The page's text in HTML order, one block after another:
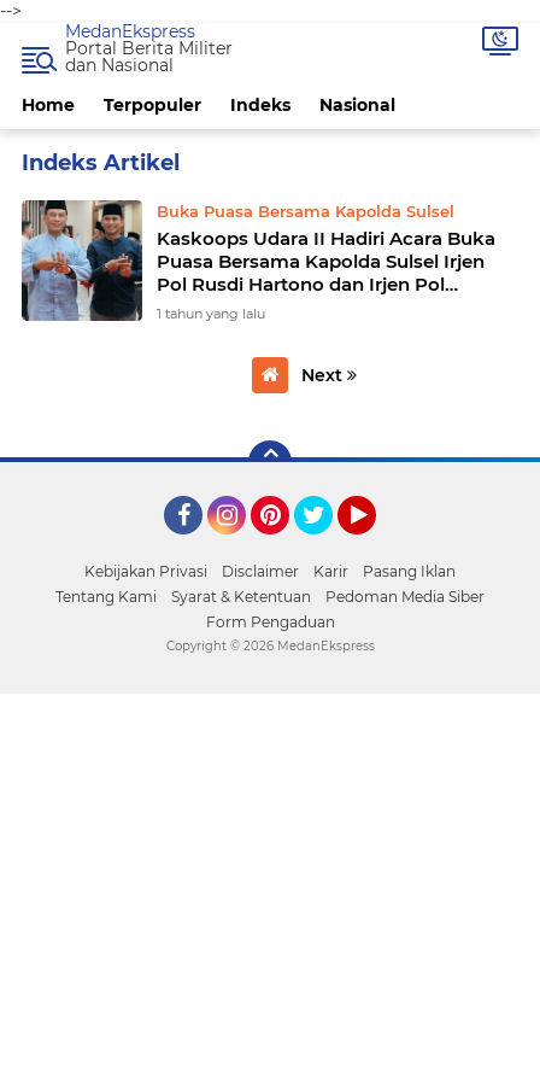
-->
Home Terpopuler Indeks Nasional
MedanEkspress
Portal Berita Militer
dan Nasional
Buka Puasa Bersama Kapolda Sulsel
Kaskoops Udara II Hadiri Acara Buka
Puasa Bersama Kapolda Sulsel Irjen
Pol Rusdi Hartono dan Irjen Pol
Yudhiawan
1 tahun yang lalu
Next
Kebijakan Privasi Disclaimer Karir
Pasang Iklan
Tentang Kami
Syarat & Ketentuan
Pedoman Media Siber
Form Pengaduan
Copyright © 2026 MedanEkspress